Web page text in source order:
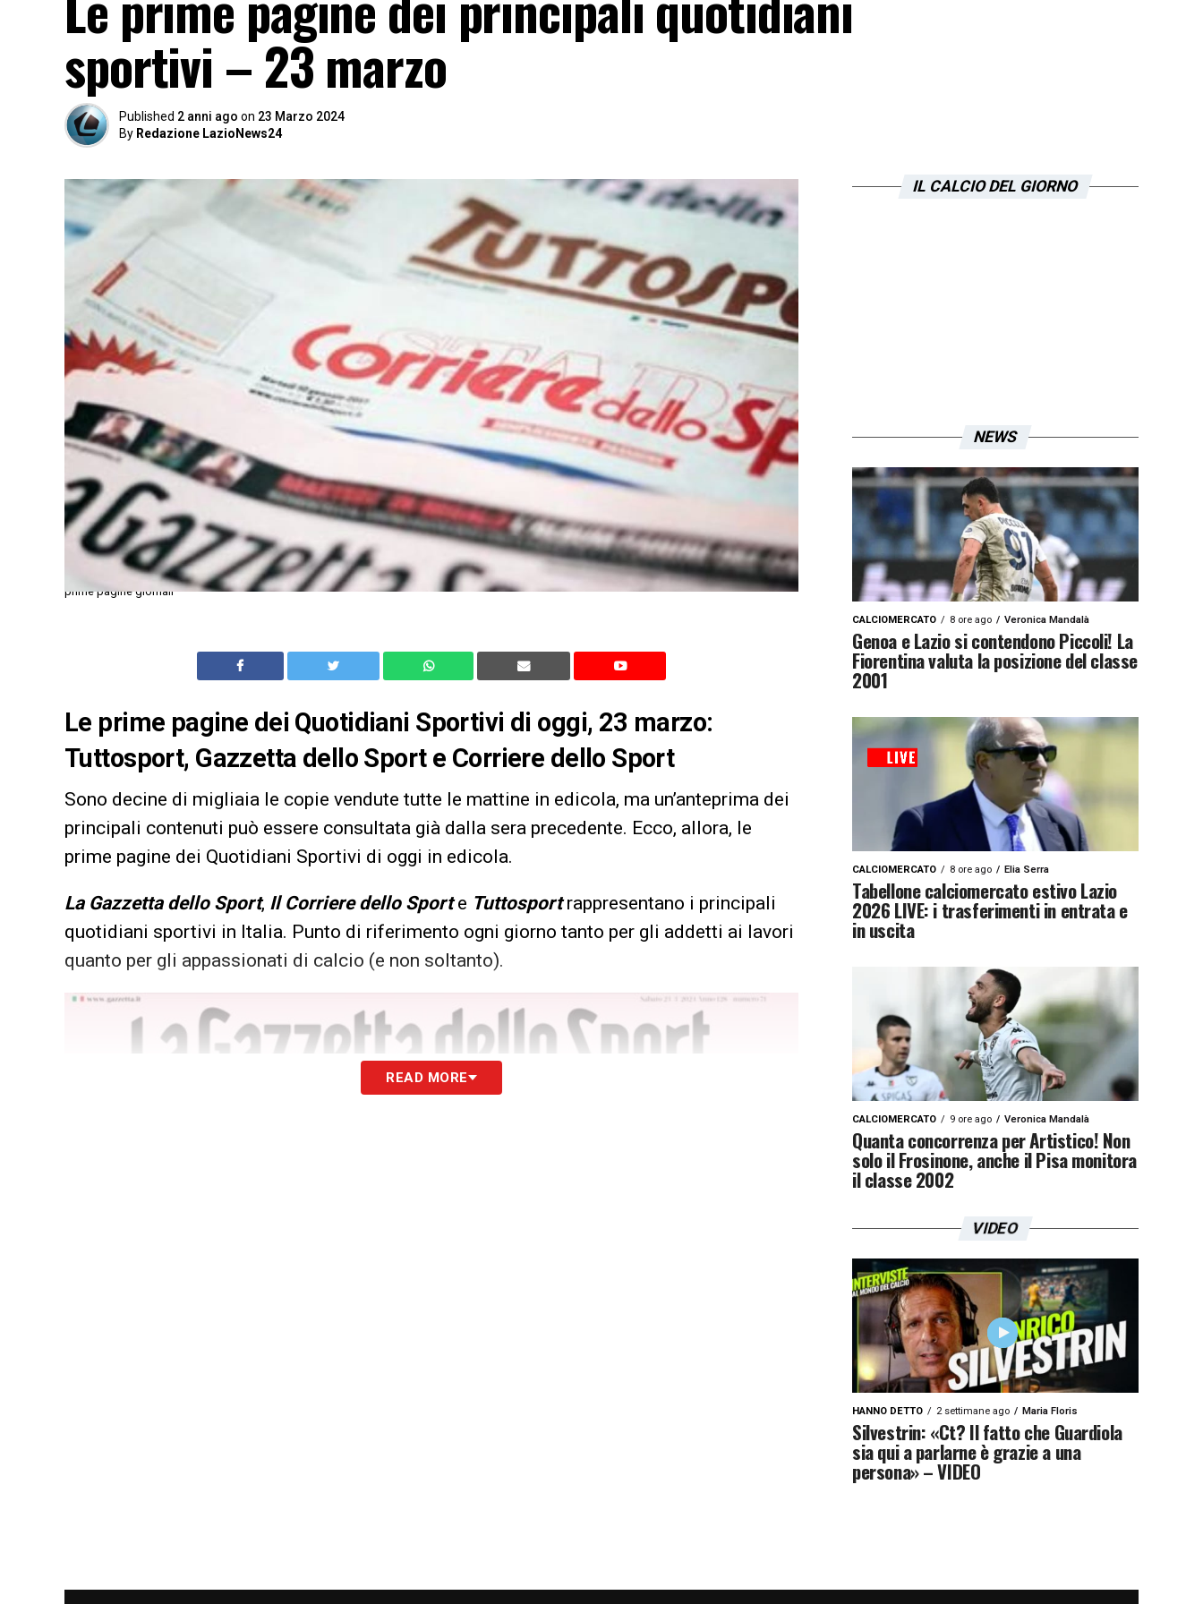
sportivi – 23 marzo
Published 2 anni ago on 23 Marzo 2024
By Redazione LazioNews24
prime pagine giornali
Le prime pagine dei Quotidiani Sportivi di oggi, 23 marzo:
Tuttosport, Gazzetta dello Sport e Corriere dello Sport
Sono decine di migliaia le copie vendute tutte le mattine in edicola, ma un’anteprima dei
principali contenuti può essere consultata già dalla sera precedente. Ecco, allora, le
prime pagine dei Quotidiani Sportivi di oggi in edicola.
La Gazzetta dello Sport, Il Corriere dello Sporte Tuttosportrappresentano i principali
quotidiani sportivi in Italia. Punto di riferimento ogni giorno tanto per gli addetti ai lavori
quanto per gli appassionati di calcio (e non soltanto).
READ MORE
IL CALCIO DEL GIORNO
NEWS
CALCIOMERCATO 8 ore ago Veronica Mandalà
Genoa e Lazio si contendono Piccoli! La
Fiorentina valuta la posizione del classe
2001
CALCIOMERCATO 8 ore ago Elia Serra
Tabellone calciomercato estivo Lazio
2026 LIVE: i trasferimenti in entrata e
in uscita
CALCIOMERCATO 9 ore ago Veronica Mandalà
Quanta concorrenza per Artistico! Non
solo il Frosinone, anche il Pisa monitora
il classe 2002
VIDEO
HANNO DETTO 2 settimane ago Maria Floris
Silvestrin: «Ct? Il fatto che Guardiola
sia qui a parlarne è grazie a una
persona» – VIDEO